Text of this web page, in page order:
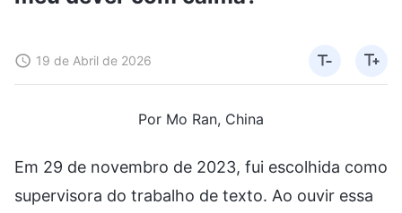
19 de Abril de 2026
Por Mo Ran, China
Em 29 de novembro de 2023, fui escolhida como
supervisora do trabalho de texto. Ao ouvir essa